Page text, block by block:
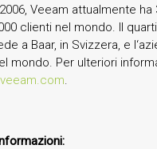
Veeam attualmente ha
clienti nel mondo. Il
a Baar, in Svizzera, e
mondo. Per ulteriori
.